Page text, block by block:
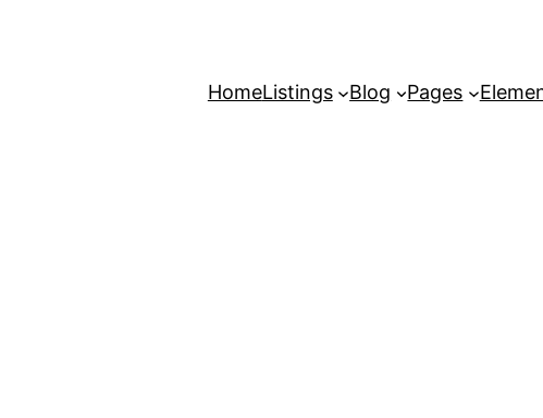
HomeListings Blog Pages